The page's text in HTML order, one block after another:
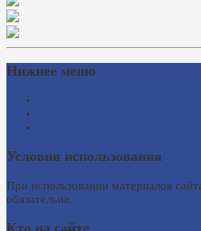
Нижнее меню
Условия использования
При использовании материалов
обязательна.